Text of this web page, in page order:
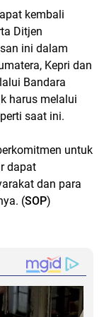
kembali
Ditjen
ini dalam
Kepri dan
Bandara
harus melalui
saat ini.
untuk
dapat
dan para
(SOP)